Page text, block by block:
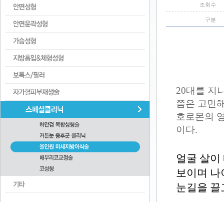
조회수
구분
20대를 지
쯤은 고민
호로몬의
이다.
얼굴 살이
보이며
눈길을 끌